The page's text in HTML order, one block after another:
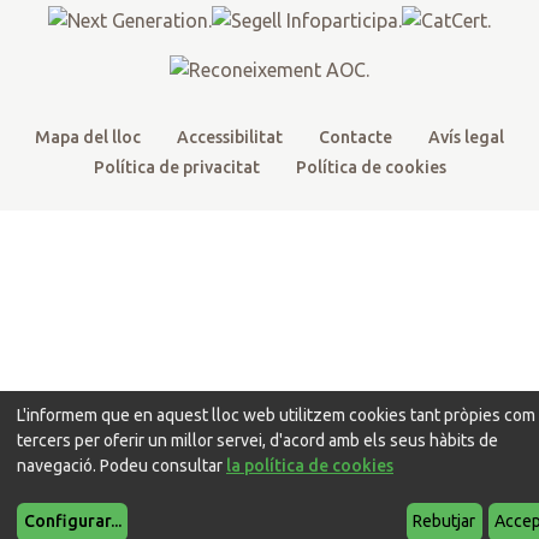
k
a
m
Mapa del lloc Accessibilitat Contacte
Avís legal
Política de privacitat
Política de cookies
L'informem que en aquest lloc web utilitzem cookies tant pròpies com
tercers per oferir un millor servei, d'acord amb els seus hàbits de
navegació. Podeu consultar la política de cookies
Configurar... Rebutjar